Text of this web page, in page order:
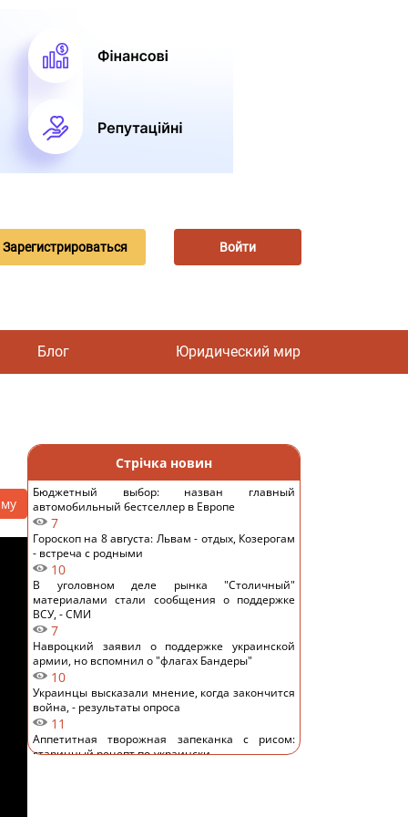
Зарегистрироваться Войти
Блог Юридический мир
Стрічка новин
Бюджетный выбор: назван главный
автомобильный бестселлер в Европе
7
Гороскоп на 8 августа: Львам - отдых, Козерогам
- встреча с родными
10
В уголовном деле рынка "Столичный"
материалами стали сообщения о поддержке
ВСУ, - СМИ
7
Навроцкий заявил о поддержке украинской
армии, но вспомнил о "флагах Бандеры"
10
Украинцы высказали мнение, когда закончится
война, - результаты опроса
11
Аппетитная творожная запеканка с рисом:
старинный рецепт по-украински